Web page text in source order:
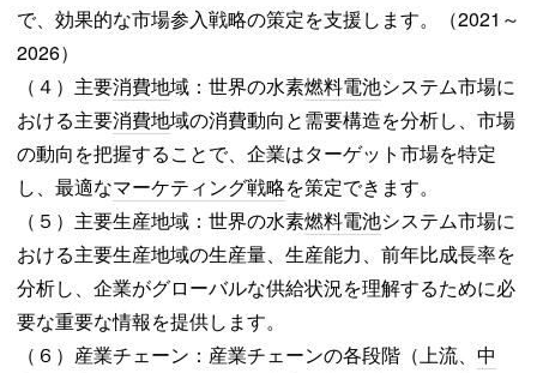
で、効果的な市場参入戦略の策定を支援します。（2021～
2026）
（４）主要消費地域：世界の水素燃料電池システム市場に
おける主要消費地域の消費動向と需要構造を分析し、市場
の動向を把握することで、企業はターゲット市場を特定
し、最適なマーケティング戦略を策定できます。
（５）主要生産地域：世界の水素燃料電池システム市場に
おける主要生産地域の生産量、生産能力、前年比成長率を
分析し、企業がグローバルな供給状況を理解するために必
要な重要な情報を提供します。
（６）産業チェーン：産業チェーンの各段階（上流、 中